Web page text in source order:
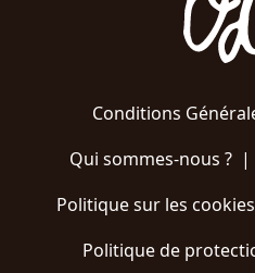
Conditions
Qui sommes-nous ?|
Politique sur les
Politique de